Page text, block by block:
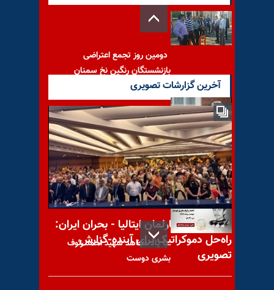
دومین روز تجمع اعتراضی
بازنشستگان رنگین نخ سمنان
حمایت انگلستان از ضربات
هوایی آمریکا علیه شبه‌نظامیان
رژیم ایران در سوریه
با یاد مجاهد شهید احمد رئوف
بشری دوست
آخرین گزارشات تصویری
کنفرانس در پارلمان ایتالیا - بحران ایران:
راه‌حل دموکراتیک برای آینده-گزارش
تصویری